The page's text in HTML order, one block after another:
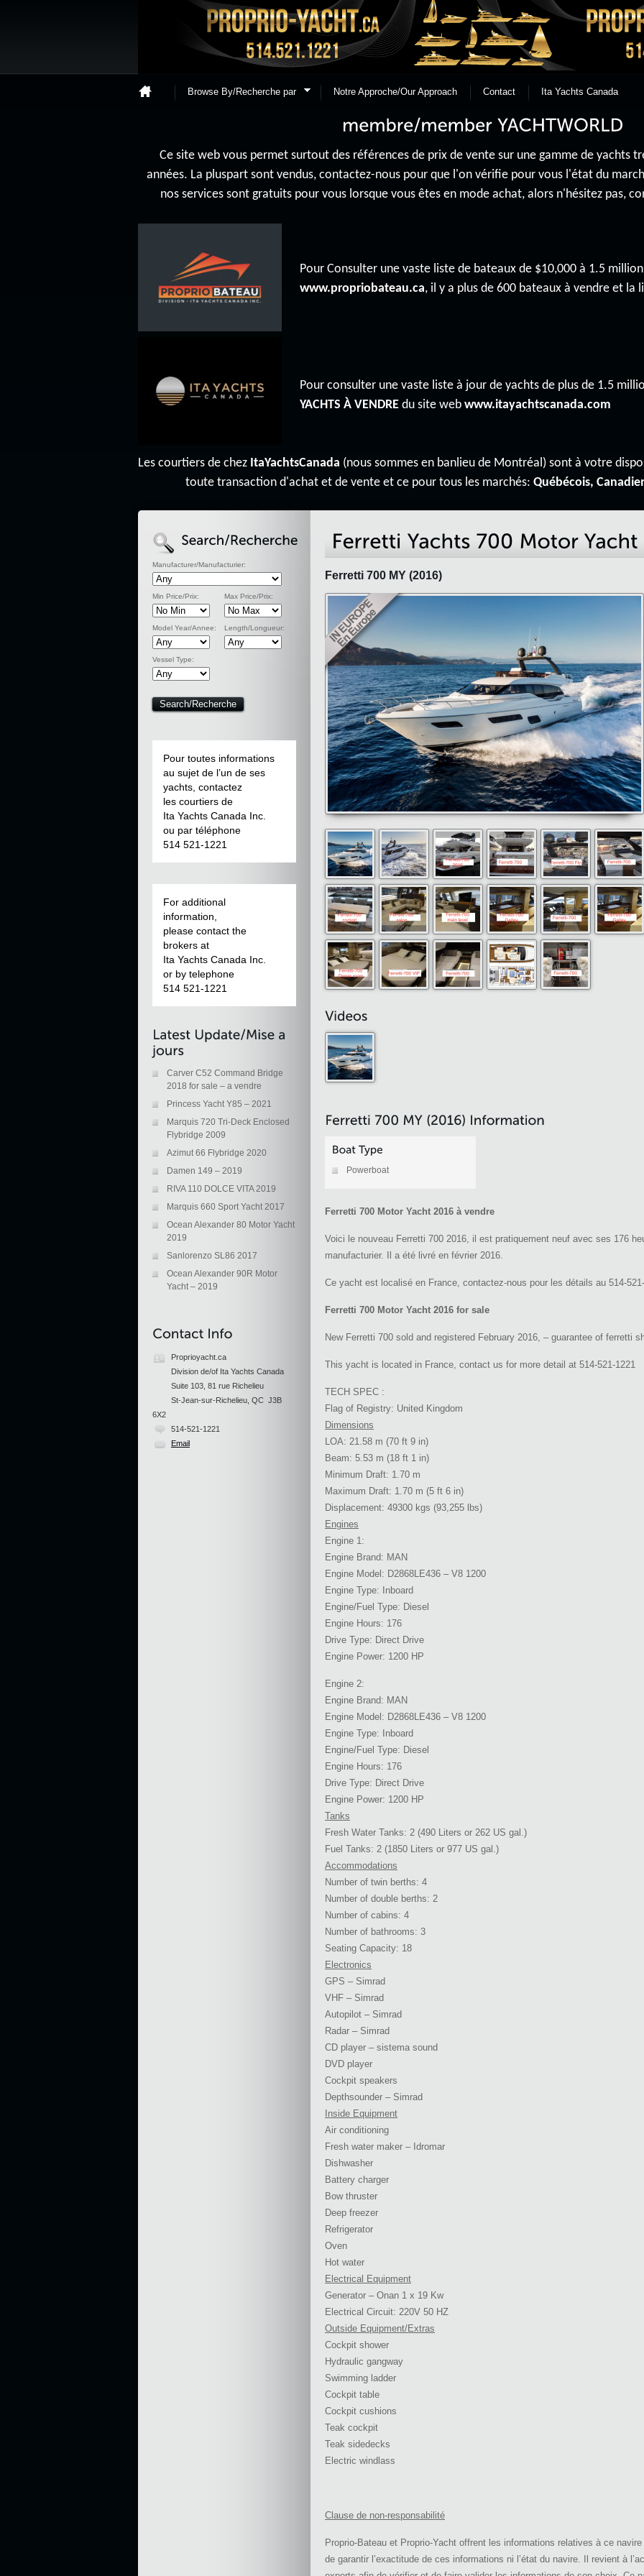
Browse By/Recherche par Notre Approche/Our Approach Contact Ita Yachts Canada
Ce site web vous permet surtout des références de prix de vente sur une gamme de yachts
années. La pluspart sont vendus, contactez-nous pour que l'on vérifie pour vous l'état du
nos services sont gratuits pour vous lorsque vous êtes en mode achat, alors n'hésitez pas,
Pour Consulter une vaste liste de bateaux de $10,000 à 1.5
www.propriobateau.ca, il y a plus de 600 bateaux à vendre et la
Pour consulter une vaste liste à jour de yachts de plus de 1.5
YACHTS À VENDRE du site web www.itayachtscanada.com
Les courtiers de chez ItaYachtsCanada (nous sommes en banlieu de Montréal) sont à votre
toute transaction d'achat et de vente et ce pour tous les marchés: Québécois,
Manufacturer/Manufacturier:
Min Price/Prix: Max Price/Prix:
Model Year/Annee: Length/Longueur:
Vessel Type:
Pour toutes informations
au sujet de l’un de ses
yachts, contactez
les courtiers de
Ita Yachts Canada Inc.
ou par téléphone
514 521-1221
For additional
information,
please contact the
brokers at
Ita Yachts Canada Inc.
or by telephone
514 521-1221
Carver C52 Command Bridge
2018 for sale – a vendre
Princess Yacht Y85 – 2021
Marquis 720 Tri-Deck Enclosed
Flybridge 2009
Azimut 66 Flybridge 2020
Damen 149 – 2019
RIVA 110 DOLCE VITA 2019
Marquis 660 Sport Yacht 2017
Ocean Alexander 80 Motor Yacht
2019
Sanlorenzo SL86 2017
Ocean Alexander 90R Motor
Yacht – 2019
Proprioyacht.ca
Division de/of Ita Yachts Canada
Suite 103, 81 rue Richelieu
St-Jean-sur-Richelieu, QC J3B
6X2
514-521-1221
Email
Ferretti 700 MY (2016)
Powerboat
Ferretti 700 Motor Yacht 2016 à vendre
Voici le nouveau Ferretti 700 2016, il est pratiquement neuf avec ses 176
manufacturier. Il a été livré en février 2016.
Ce yacht est localisé en France, contactez-nous pour les détails au 514-
Ferretti 700 Motor Yacht 2016 for sale
New Ferretti 700 sold and registered February 2016, – guarantee of ferretti
This yacht is located in France, contact us for more detail at 514-521-1221
TECH SPEC :
Flag of Registry: United Kingdom
Dimensions
LOA: 21.58 m (70 ft 9 in)
Beam: 5.53 m (18 ft 1 in)
Minimum Draft: 1.70 m
Maximum Draft: 1.70 m (5 ft 6 in)
Displacement: 49300 kgs (93,255 lbs)
Engines
Engine 1:
Engine Brand: MAN
Engine Model: D2868LE436 – V8 1200
Engine Type: Inboard
Engine/Fuel Type: Diesel
Engine Hours: 176
Drive Type: Direct Drive
Engine Power: 1200 HP
Engine 2:
Engine Brand: MAN
Engine Model: D2868LE436 – V8 1200
Engine Type: Inboard
Engine/Fuel Type: Diesel
Engine Hours: 176
Drive Type: Direct Drive
Engine Power: 1200 HP
Tanks
Fresh Water Tanks: 2 (490 Liters or 262 US gal.)
Fuel Tanks: 2 (1850 Liters or 977 US gal.)
Accommodations
Number of twin berths: 4
Number of double berths: 2
Number of cabins: 4
Number of bathrooms: 3
Seating Capacity: 18
Electronics
GPS – Simrad
VHF – Simrad
Autopilot – Simrad
Radar – Simrad
CD player – sistema sound
DVD player
Cockpit speakers
Depthsounder – Simrad
Inside Equipment
Air conditioning
Fresh water maker – Idromar
Dishwasher
Battery charger
Bow thruster
Deep freezer
Refrigerator
Oven
Hot water
Electrical Equipment
Generator – Onan 1 x 19 Kw
Electrical Circuit: 220V 50 HZ
Outside Equipment/Extras
Cockpit shower
Hydraulic gangway
Swimming ladder
Cockpit table
Cockpit cushions
Teak cockpit
Teak sidedecks
Electric windlass
Clause de non-responsabilité
Proprio-Bateau et Proprio-Yacht offrent les informations relatives à ce
de garantir l’exactitude de ces informations ni l’état du navire. Il revient à